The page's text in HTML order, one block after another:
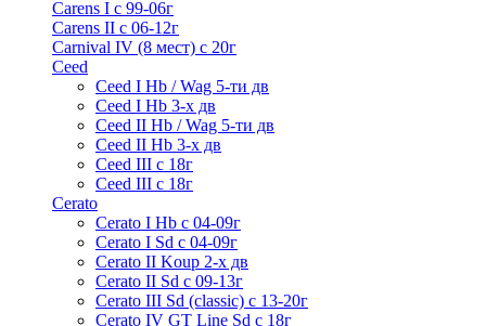
Carens I c 99-06г
Carens II c 06-12г
Carnival IV (8 мест) с 20г
Ceed
Ceed I Hb / Wag 5-ти дв
Ceed I Hb 3-х дв
Ceed II Hb / Wag 5-ти дв
Ceed II Hb 3-х дв
Ceed III с 18г
Ceed III с 18г
Cerato
Cerato I Hb с 04-09г
Cerato I Sd с 04-09г
Cerato II Koup 2-х дв
Cerato II Sd c 09-13г
Cerato III Sd (classic) с 13-20г
Cerato IV GT Line Sd с 18г